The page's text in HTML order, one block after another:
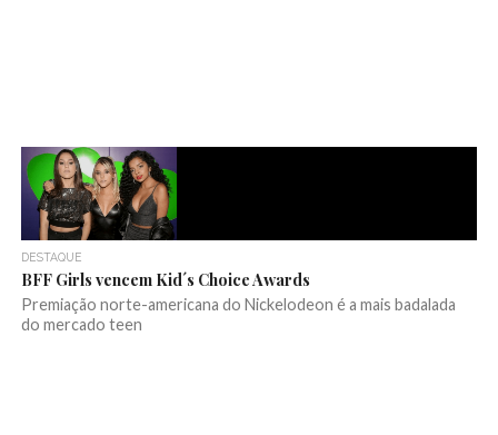
DESTAQUE
BFF Girls vencem Kid´s Choice Awards
Premiação norte-americana do Nickelodeon é a mais badalada
do mercado teen